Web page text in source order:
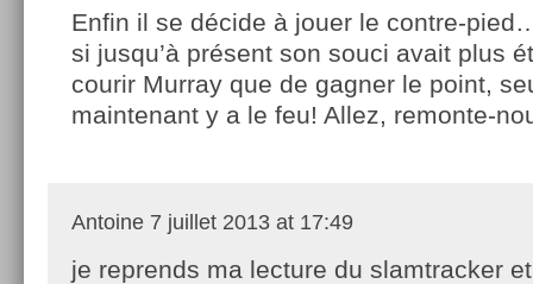
Enfin il se décide à jouer le contre-
si jusqu’à présent son souci avait plus
courir Murray que de gagner le point,
maintenant y a le feu! Allez, remonte-
Antoine 7 juillet 2013 at 17:49
je reprends ma lecture du slamtracker